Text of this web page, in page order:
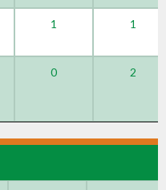
1 1
0 2